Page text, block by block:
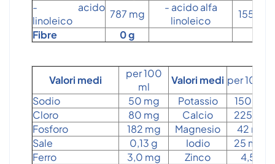
- acido
linoleico
787 mg
- acido alfa
linoleico
155 mg
Fibre
0 g
Valori medi
per 100
ml
Valori medi per 100
Sodio
50 mg Potassio
150 mg
Cloro
80 mg Calcio
225 mg
Fosforo
182 mg Magnesio
42 mg
Sale
0,13 g Iodio
25 mcg
Ferro
3,0 mg Zinco
4,5 g